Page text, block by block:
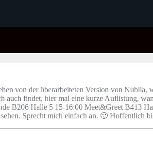
von der überarbeiteten Version von Nubila,
findet, hier mal eine kurze Auflistung,
B206 Halle 5 15-16:00 Meet&Greet B413
Sprecht mich einfach an. 🙂 Hoffentlich